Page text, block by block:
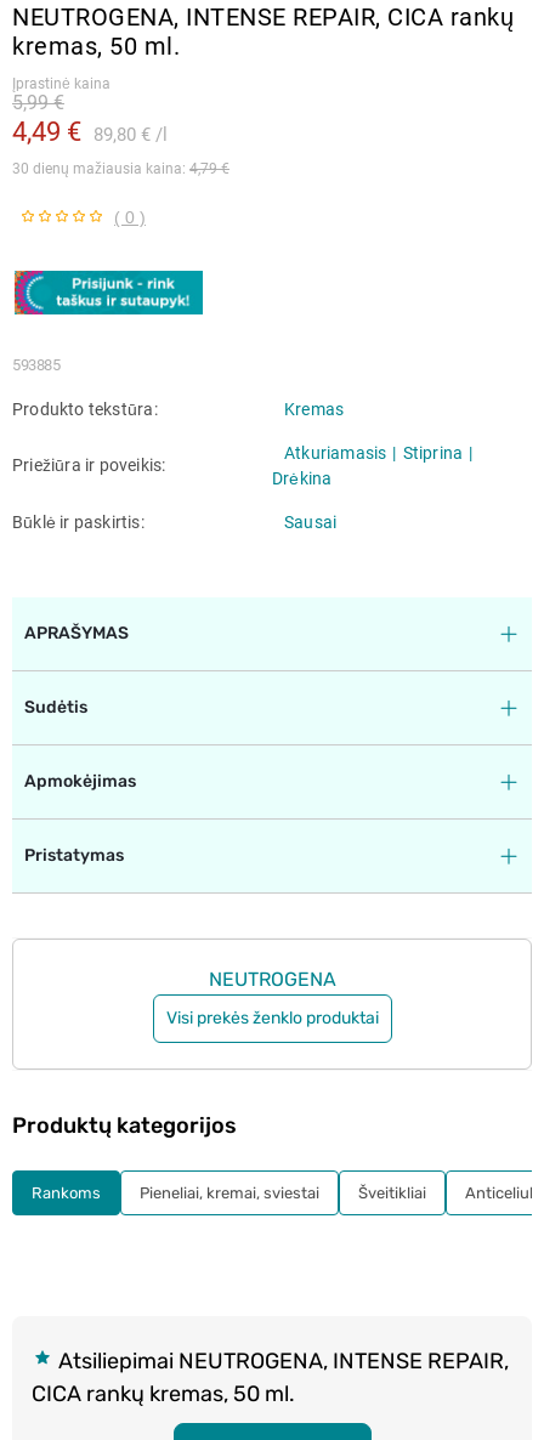
NEUTROGENA, INTENSE REPAIR, CICA rankų
kremas, 50 ml.
Įprastinė kaina
4,49 € 89,80 €
5,99 €
30 dienų mažiausia kaina: 4,79 €
( 0 )
593885
Produkto tekstūra Kremas
Priežiūra ir poveikis
Atkuriamasis
Stiprina
Drėkina
Būklė ir paskirtis Sausai
APRAŠYMAS
Sudėtis
Apmokėjimas
Pristatymas
NEUTROGENA
Visi prekės ženklo produktai
Atsiliepimai NEUTROGENA, INTENSE REPAIR,
CICA rankų kremas, 50 ml.
Produktų kategorijos
Rankoms Pieneliai, kremai, sviestai Šveitikliai